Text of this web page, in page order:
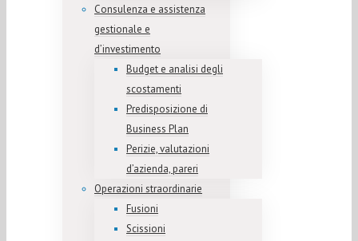
Consulenza e assistenza
gestionale e
d’investimento
Budget e analisi degli
scostamenti
Predisposizione di
Business Plan
Perizie, valutazioni
d’azienda, pareri
Operazioni straordinarie
Fusioni
Scissioni